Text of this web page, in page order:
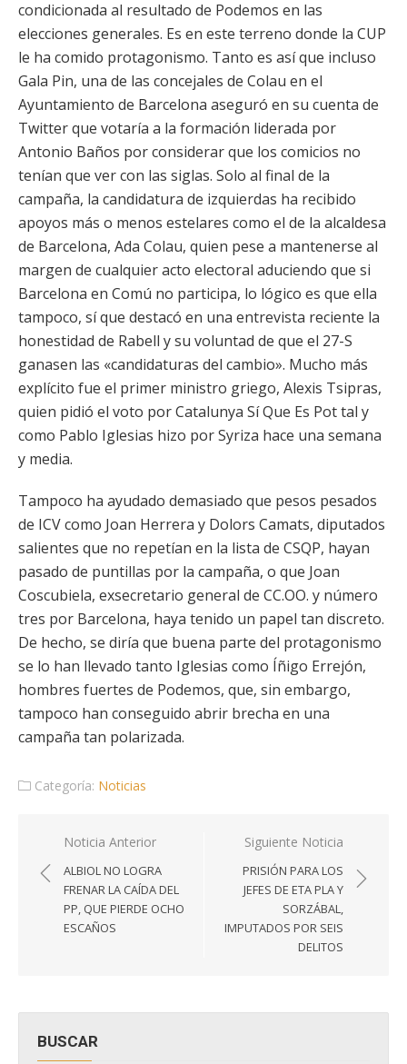
condicionada al resultado de Podemos en las
elecciones generales. Es en este terreno donde la CUP
le ha comido protagonismo. Tanto es así que incluso
Gala Pin, una de las concejales de Colau en el
Ayuntamiento de Barcelona aseguró en su cuenta de
Twitter que votaría a la formación liderada por
Antonio Baños por considerar que los comicios no
tenían que ver con las siglas. Solo al final de la
campaña, la candidatura de izquierdas ha recibido
apoyos más o menos estelares como el de la alcaldesa
de Barcelona, Ada Colau, quien pese a mantenerse al
margen de cualquier acto electoral aduciendo que si
Barcelona en Comú no participa, lo lógico es que ella
tampoco, sí que destacó en una entrevista reciente la
honestidad de Rabell y su voluntad de que el 27-S
ganasen las «candidaturas del cambio». Mucho más
explícito fue el primer ministro griego, Alexis Tsipras,
quien pidió el voto por Catalunya Sí Que Es Pot tal y
como Pablo Iglesias hizo por Syriza hace una semana
y media.
Tampoco ha ayudado demasiado que pesos pesados
de ICV como Joan Herrera y Dolors Camats, diputados
salientes que no repetían en la lista de CSQP, hayan
pasado de puntillas por la campaña, o que Joan
Coscubiela, exsecretario general de CC.OO. y número
tres por Barcelona, haya tenido un papel tan discreto.
De hecho, se diría que buena parte del protagonismo
se lo han llevado tanto Iglesias como Íñigo Errejón,
hombres fuertes de Podemos, que, sin embargo,
tampoco han conseguido abrir brecha en una
campaña tan polarizada.
Categoría: Noticias
Navegación
de
entradas
Noticia Anterior
ALBIOL NO LOGRA
FRENAR LA CAÍDA DEL
PP, QUE PIERDE OCHO
ESCAÑOS
Siguiente Noticia
PRISIÓN PARA LOS
JEFES DE ETA PLA Y
SORZÁBAL,
IMPUTADOS POR SEIS
DELITOS
BUSCAR